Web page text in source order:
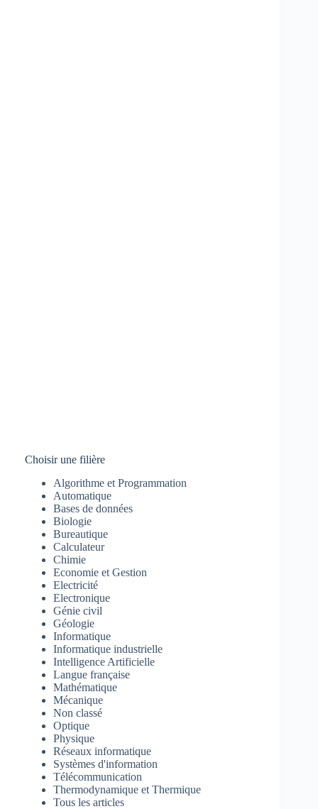
Choisir une filière
Algorithme et Programmation
Automatique
Bases de données
Biologie
Bureautique
Calculateur
Chimie
Economie et Gestion
Electricité
Electronique
Génie civil
Géologie
Informatique
Informatique industrielle
Intelligence Artificielle
Langue française
Mathématique
Mécanique
Non classé
Optique
Physique
Réseaux informatique
Systèmes d'information
Télécommunication
Thermodynamique et Thermique
Tous les articles